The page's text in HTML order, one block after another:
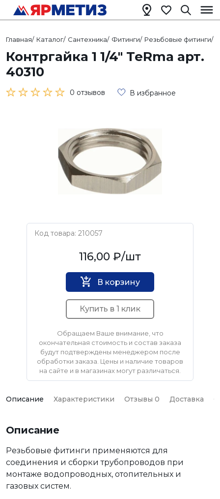
Главная/ Каталог/ Сантехника/ Фитинги/ Резьбовые фитинги/
Контргайка 1 1/4" TeRma арт.
40310
0 отзывов В избранное
Код товара: 210057
116,00 ₽/шт
В корзину
Купить в 1 клик
Обращаем Ваше внимание, что
окончательная стоимость и состав заказа
будут подтверждены менеджером после
обработки заказа. Цены и наличие товаров
на сайте и в магазинах могут различаться.
Описание Характеристики Отзывы 0 Доставка
Описание
Резьбовые фитинги применяются для
соединения и сборки трубопроводов при
монтаже водопроводных, отопительных и
газовых систем.